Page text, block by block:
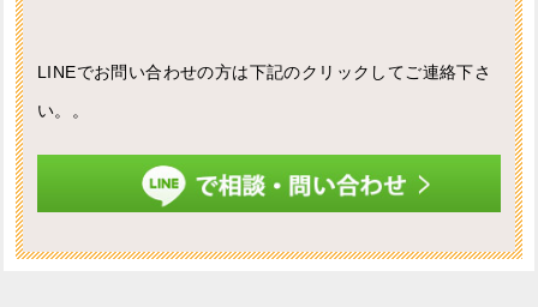
LINEでお問い合わせの方は下記のクリックしてご連絡下さ
い。。